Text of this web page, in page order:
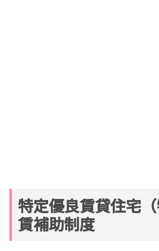
特定優良賃貸住宅
賃補助制度